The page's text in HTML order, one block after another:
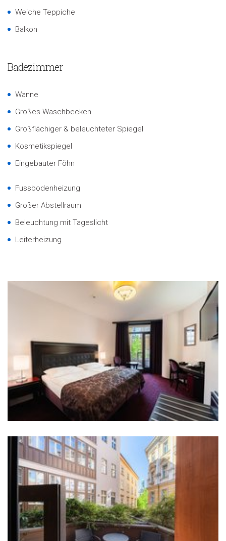
Weiche Teppiche
Balkon
Badezimmer
Wanne
Großes Waschbecken
Großflächiger & beleuchteter Spiegel
Kosmetikspiegel
Eingebauter Föhn
Fussbodenheizung
Großer Abstellraum
Beleuchtung mit Tageslicht
Leiterheizung